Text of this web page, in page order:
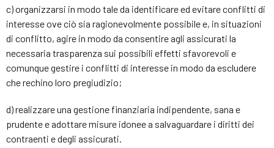
c) organizzarsi in modo tale da identificare ed evitare conflitti di
interesse ove ciò sia ragionevolmente possibile e, in situazioni
di conflitto, agire in modo da consentire agli assicurati la
necessaria trasparenza sui possibili effetti sfavorevoli e
comunque gestire i conflitti di interesse in modo da escludere
che rechino loro pregiudizio;
d) realizzare una gestione finanziaria indipendente, sana e
prudente e adottare misure idonee a salvaguardare i diritti dei
contraenti e degli assicurati.